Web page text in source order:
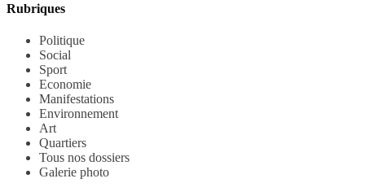
Rubriques
Politique
Social
Sport
Economie
Manifestations
Environnement
Art
Quartiers
Tous nos dossiers
Galerie photo